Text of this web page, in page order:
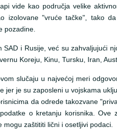
vide kao područja velike
izolovane "vruće tačke", tako
pozadine.
SAD i Rusije, već su zahvaljujući
Koreju, Kinu, Tursku, Iran,
slučaju u najvećoj meri
jer je su zaposleni u vojskama
da odrede takozvane
o kretanju korisnika.
mogu zaštititi lični i osetljivi podaci.